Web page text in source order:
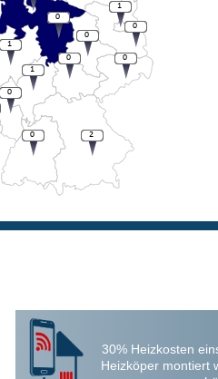
0
0
1
1
0
0
1
0
0
0
2
30% Heizkosten
Heizköper montiert